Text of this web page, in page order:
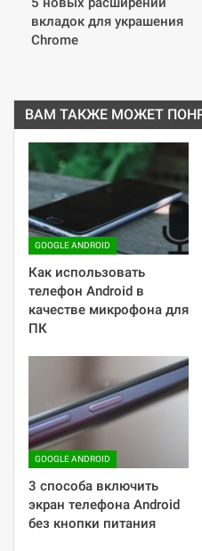
вкладок для украшения
Chrome
ВАМ ТАКЖЕ МОЖЕТ
GOOGLE ANDROID
Как использовать
телефон Android в
качестве микрофона для
ПК
GOOGLE ANDROID
3 способа включить
экран телефона Android
без кнопки питания